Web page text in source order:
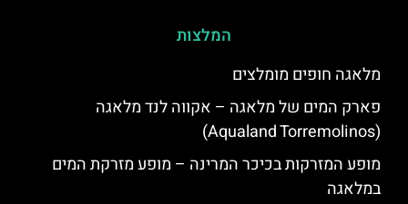
המלצות
מלאגה חופים מומלצים
פארק המים של מלאגה – אקווה לנד מלאגה
(Aqualand Torremolinos)
מופע המזרקות בכיכר המרינה – מופע מזרקת המים
במלאגה